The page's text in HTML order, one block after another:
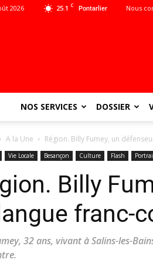
25.1 C Pontarlier
2026 Nous
NOS SERVICES DOSSIER
A la Une Région. Billy Fumey, un
Vie Locale Besançon Culture Flash
Billy
franc-
32 ans, vivant à Salins-les-